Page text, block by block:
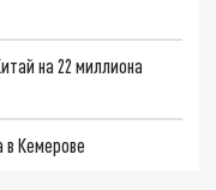
на 22 миллиона
в Кемерове